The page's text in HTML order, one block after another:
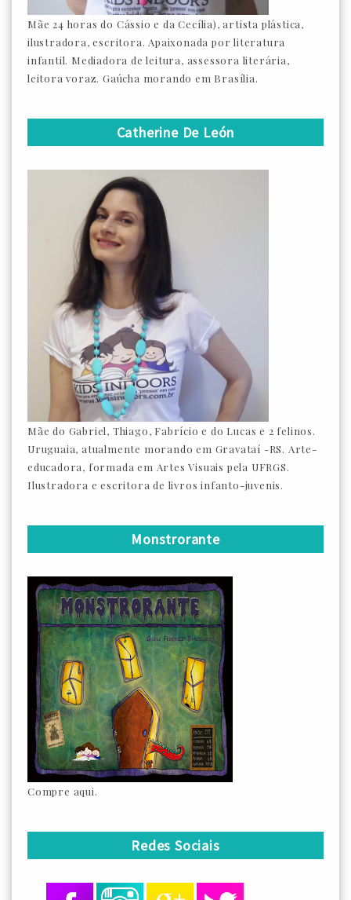
Mãe 24 horas do Cássio e da Cecília), artista plástica,
ilustradora, escritora. Apaixonada por literatura
infantil. Mediadora de leitura, assessora literária,
leitora voraz. Gaúcha morando em Brasília.
Catherine De León
Mãe do Gabriel, Thiago, Fabrício e do Lucas e 2 felinos.
Uruguaia, atualmente morando em Gravataí -RS. Arte-
educadora, formada em Artes Visuais pela UFRGS.
Ilustradora e escritora de livros infanto-juvenis.
Monstrorante
Compre aqui.
Redes Sociais